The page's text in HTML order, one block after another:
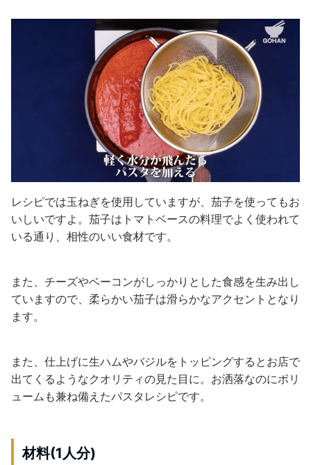
レシピでは玉ねぎを使用していますが、茄子を使ってもお
いしいですよ。茄子はトマトベースの料理でよく使われて
いる通り、相性のいい食材です。
また、チーズやベーコンがしっかりとした食感を生み出し
ていますので、柔らかい茄子は滑らかなアクセントとなり
ます。
また、仕上げに生ハムやバジルをトッピングするとお店で
出てくるようなクオリティの見た目に。お洒落なのにボリ
ュームも兼ね備えたパスタレシピです。
材料(1人分)